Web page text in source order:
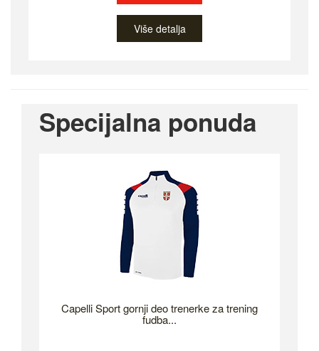
Više detalja
Specijalna ponuda
Capelli Sport gornji deo trenerke za trening
fudba...